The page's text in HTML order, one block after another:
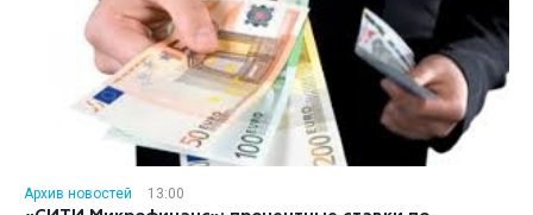
Архив новостей
13:00